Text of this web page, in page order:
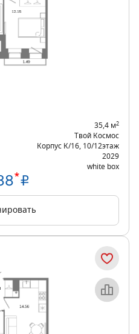
Объект месяца
35,4 м2
Твой Космос
Корпус К/16 10/12этаж
2029
white box
*₽
Объект месяца